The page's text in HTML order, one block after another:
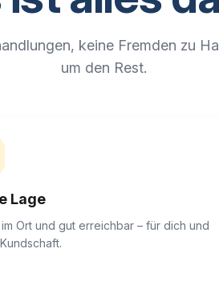
keine Fremden zu
um den Rest.
Lage
Ort und gut erreichbar – für dich und